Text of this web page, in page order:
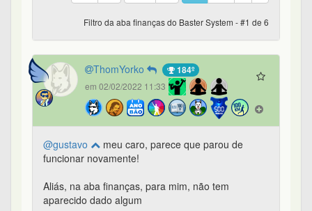
Filtro da aba finanças do Baster System - #1 de 6
ThomYorko 184º
em 02/02/2022 11:33
@gustavo
meu caro, parece que parou de
funcionar novamente!
Aliás, na aba finanças, para mim, não tem
aparecido dado algum